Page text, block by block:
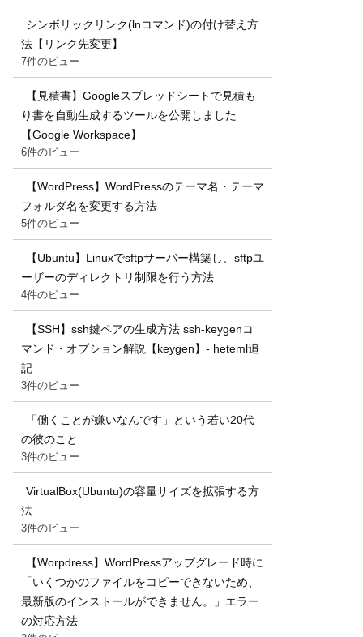
シンボリックリンク(lnコマンド)の付け替え方
法【リンク先変更】
7件のビュー
【見積書】Googleスプレッドシートで見積も
り書を自動生成するツールを公開しました
【Google Workspace】
6件のビュー
【WordPress】WordPressのテーマ名・テーマ
フォルダ名を変更する方法
5件のビュー
【Ubuntu】Linuxでsftpサーバー構築し、sftpユ
ーザーのディレクトリ制限を行う方法
4件のビュー
【SSH】ssh鍵ペアの生成方法 ssh-keygenコ
マンド・オプション解説【keygen】- heteml追
記
3件のビュー
「働くことが嫌いなんです」という若い20代
の彼のこと
3件のビュー
VirtualBox(Ubuntu)の容量サイズを拡張する方
法
3件のビュー
【Worpdress】WordPressアップグレード時に
「いくつかのファイルをコピーできないため、
最新版のインストールができません。」エラー
の対応方法